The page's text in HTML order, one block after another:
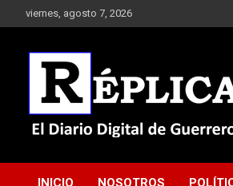
al
viernes, agosto 7, 2026
Réplica
INICIO NOSOTROS